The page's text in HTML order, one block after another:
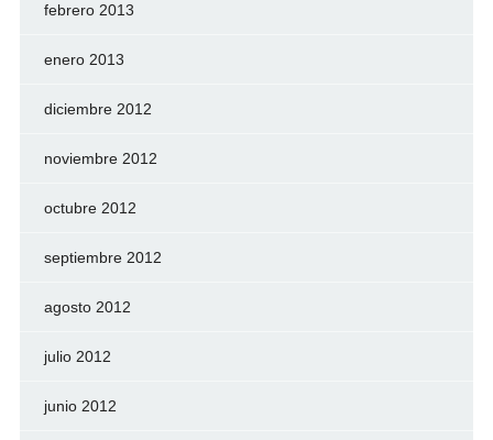
febrero 2013
enero 2013
diciembre 2012
noviembre 2012
octubre 2012
septiembre 2012
agosto 2012
julio 2012
junio 2012